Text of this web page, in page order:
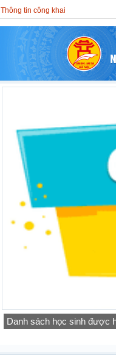
Thông tin công khai
Công khai chỉ tiêu biên chế